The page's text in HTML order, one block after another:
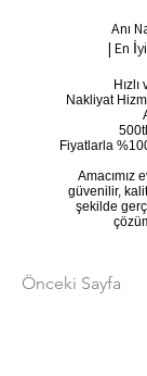
Anı
| En
Hızlı
Nakliyat
500tl
Fiyatlarla
Amacımız
güvenilir,
şekilde
Önceki Sayfa